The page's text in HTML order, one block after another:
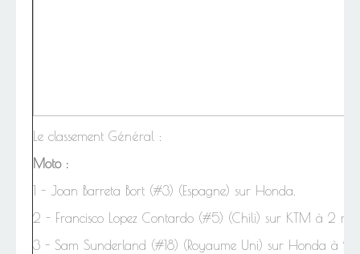
Le classement Général :
Moto :
1 - Joan Barreta Bort (#3) (Espagne) sur Honda.
2 - Francisco Lopez Contardo (#5) (Chili) sur KTM à 2
3 - Sam Sunderland (#18) (Royaume Uni) sur Honda à 2